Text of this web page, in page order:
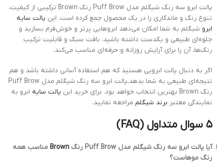
پالت ابرو سه رنگ شیگلم مدل Puff Brow رنگ Brown ترکیبی از کیفیت،
تنوع رنگ و ماندگاری را در یک محصول جمع کرده است. این پالت سایه
ابرو شیگلم به شما امکان می‌دهد ابروهایی پرتر و خوش‌فرم بسازید و
جلوه‌ای طبیعی و یکدست داشته باشید. بافت سبک و قابلیت ترکیب
رنگ‌ها، آن را برای آرایش روزانه و حرفه‌ای مناسب می‌کند.
اگر به دنبال پالت ابرویی هستید که هم استفاده آسانی داشته باشد و هم
نتیجه‌ای طبیعی به شما بدهد،پالت ابرو سه رنگ شیگلم مدل Puff Brow
رنگ Brown بهترین انتخاب خواهد بود. برای خرید این
پالت سایه ابرو به
نمایندگی معتبر برند شیگلم مراجعه نمایید.
۵ سوال متداول (FAQ)
آیا پالت ابرو سه رنگ شیگلم مدل Puff Brow رنگ Brown مناسب همه
رنگ موهاست؟